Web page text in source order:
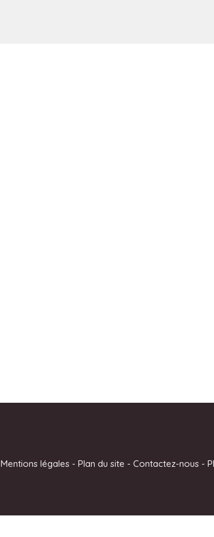
Mentions légales- Plan du site - Contactez-nous-